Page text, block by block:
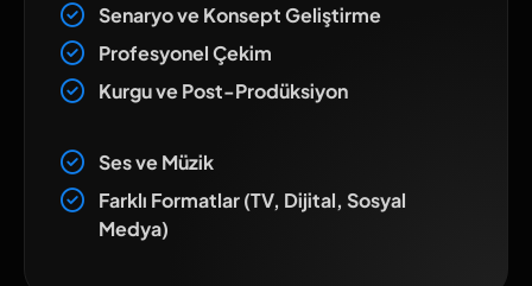
Senaryo ve Konsept Geliştirme
Profesyonel Çekim
Kurgu ve Post-Prodüksiyon
Ses ve Müzik
Farklı Formatlar (TV, Dijital, Sosyal
Medya)